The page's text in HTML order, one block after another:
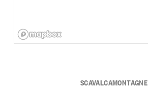
SCAVALCAMONTAGNE